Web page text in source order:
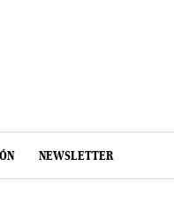
NEWSLETTER